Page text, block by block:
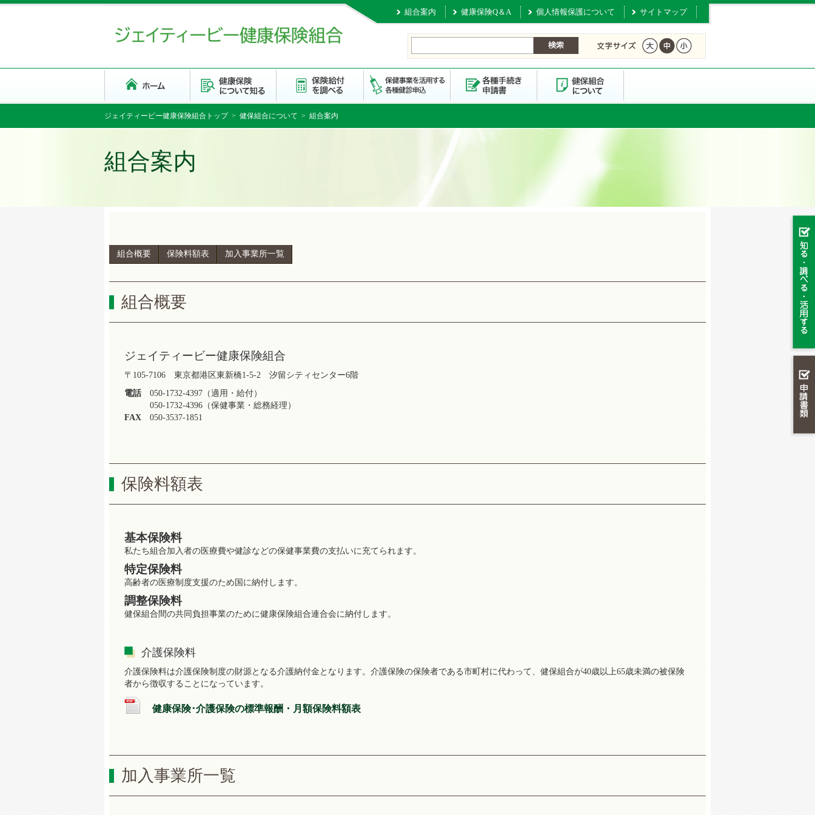
組合案内 健康保険Q＆A 個人情報保護について サイトマップ
ジェイティービー健康保険組合トップ> 健保組合について > 組合案内
組合案内
組合概要 保険料額表 加入事業所一覧
組合概要
ジェイティービー健康保険組合
〒105-7106 東京都港区東新橋1-5-2 汐留シティセンター6階
電話050-1732-4397（適用・給付）
050-1732-4396（保健事業・総務経理）
FAX 050-3537-1851
保険料額表
基本保険料
私たち組合加入者の医療費や健診などの保健事業費の支払いに充てられます。
特定保険料
高齢者の医療制度支援のため国に納付します。
調整保険料
健保組合間の共同負担事業のために健康保険組合連合会に納付します。
介護保険料
介護保険料は介護保険制度の財源となる介護納付金となります。介護保険の保険者である市町村に代わって、健保組合が40歳以上65歳未満の被保険
者から徴収することになっています。
健康保険･介護保険の標準報酬・月額保険料額表
加入事業所一覧